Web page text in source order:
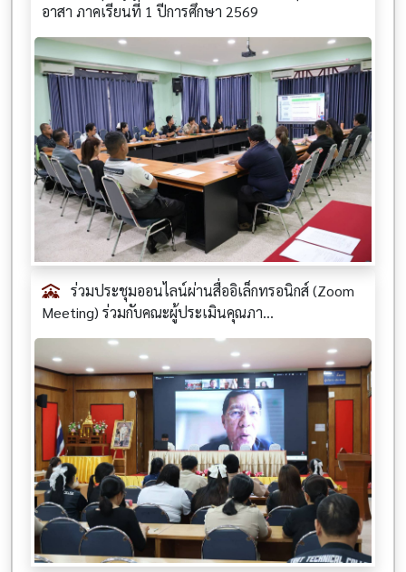
อาสา ภาคเรียนที่ 1 ปีการศึกษา 2569
ร่วมประชุมออนไลน์ผ่านสื่ออิเล็กทรอนิกส์ (Zoom
Meeting) ร่วมกับคณะผู้ประเมินคุณภา...